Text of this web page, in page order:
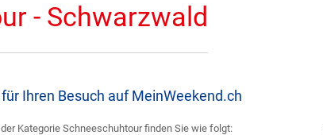
- Schwarzwald
Ihren Besuch auf MeinWeekend.ch
Kategorie Schneeschuhtour finden Sie wie folgt: